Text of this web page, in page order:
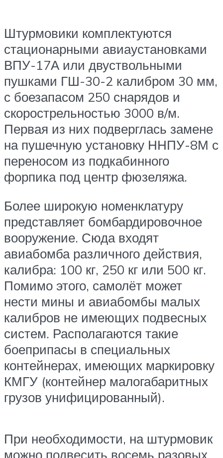
Штурмовики комплектуются
стационарными авиаустановками
ВПУ-17А или двуствольными
пушками ГШ-30-2 калибром 30 мм,
с боезапасом 250 снарядов и
скорострельностью 3000 в/м.
Первая из них подверглась замене
на пушечную установку ННПУ-8М с
переносом из подкабинного
форпика под центр фюзеляжа.
Более широкую номенклатуру
представляет бомбардировочное
вооружение. Сюда входят
авиабомба различного действия,
калибра: 100 кг, 250 кг или 500 кг.
Помимо этого, самолёт может
нести мины и авиабомбы малых
калибров не имеющих подвесных
систем. Располагаются такие
боеприпасы в специальных
контейнерах, имеющих маркировку
КМГУ (контейнер малогабаритных
грузов унифицированный).
При необходимости, на штурмовик
можно подвесить восемь разовых